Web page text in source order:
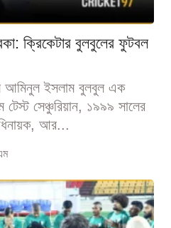
ক্রিকেটার বুলবুলের ফুটবল
আমিনুল ইসলাম বুলবুল এক
সেঞ্চুরিয়ান, ১৯৯৯ সালের
আর...